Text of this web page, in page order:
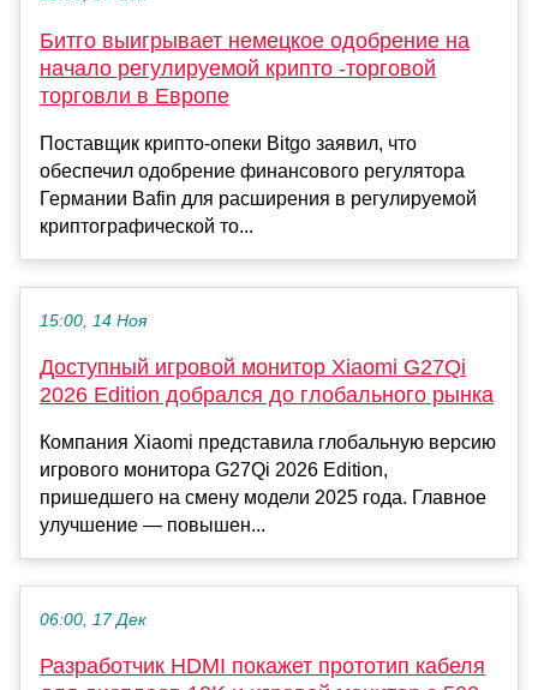
Битго выигрывает немецкое одобрение на
начало регулируемой крипто -торговой
торговли в Европе
Поставщик крипто-опеки Bitgo заявил, что
обеспечил одобрение финансового регулятора
Германии Bafin для расширения в регулируемой
криптографической то...
15:00, 14 Ноя
Доступный игровой монитор Xiaomi G27Qi
2026 Edition добрался до глобального рынка
Компания Xiaomi представила глобальную версию
игрового монитора G27Qi 2026 Edition,
пришедшего на смену модели 2025 года. Главное
улучшение — повышен...
06:00, 17 Дек
Разработчик HDMI покажет прототип кабеля